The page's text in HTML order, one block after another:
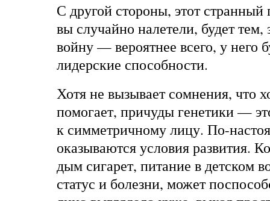
С другой стороны, этот странный
вы случайно налетели, будет
войну — вероятнее всего, у него
лидерские способности.
Хотя не вызывает сомнения, что
помогает, причуды генетики —
к симметричному лицу. По-
оказываются условия развития.
дым сигарет, питание в детском
статус и болезни, может